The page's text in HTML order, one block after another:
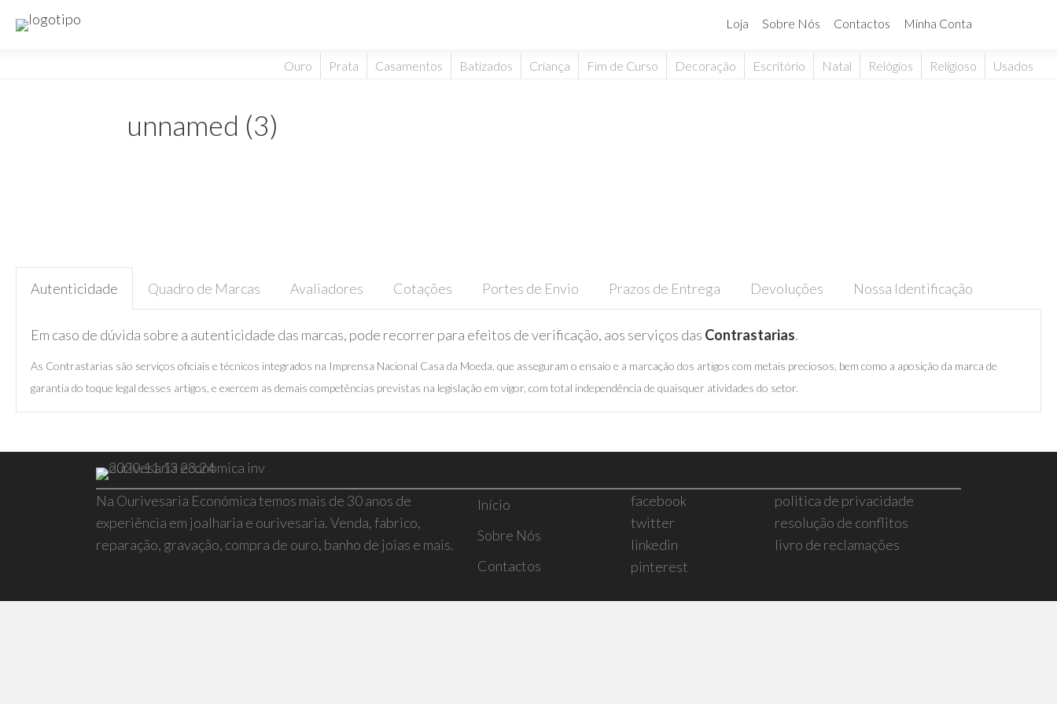
Loja Sobre Nós Contactos Minha Conta
Ouro Prata Casamentos Batizados Criança Fim de Curso Decoração Escritório Natal Relógios Religioso Usados
unnamed (3)
Autenticidade Quadro de Marcas Avaliadores Cotações Portes de Envio Prazos de Entrega Devoluções Nossa Identificação
Em caso de dúvida sobre a autenticidade das marcas, pode recorrer para efeitos de verificação, aos serviços das Contrastarias.
As Contrastarias são serviços oficiais e técnicos integrados na Imprensa Nacional Casa da Moeda, que asseguram o ensaio e a marcação dos artigos com metais preciosos, bem como a aposição da marca de
garantia do toque legal desses artigos, e exercem as demais competências previstas na legislação em vigor, com total independência de quaisquer atividades do setor.
Na Ourivesaria Económica temos mais de 30 anos de
experiência em joalharia e ourivesaria. Venda, fabrico,
reparação, gravação, compra de ouro, banho de joias e mais.
Início
Sobre Nós
Contactos
facebook
twitter
linkedin
pinterest
politica de privacidade
resolução de conflitos
livro de reclamações